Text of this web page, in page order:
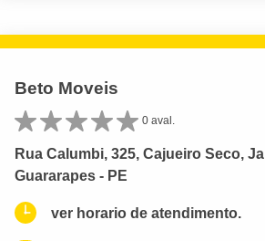
Beto Moveis
0 aval.
Rua Calumbi, 325, Cajueiro Seco,
Guararapes - PE
ver horario de atendimento.